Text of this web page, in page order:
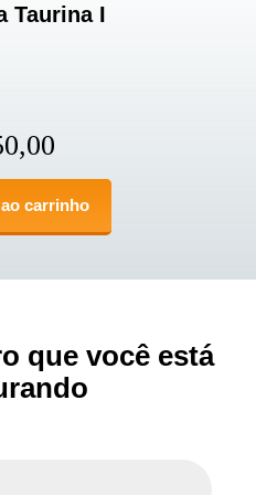
Taurina I
carrinho
que você está